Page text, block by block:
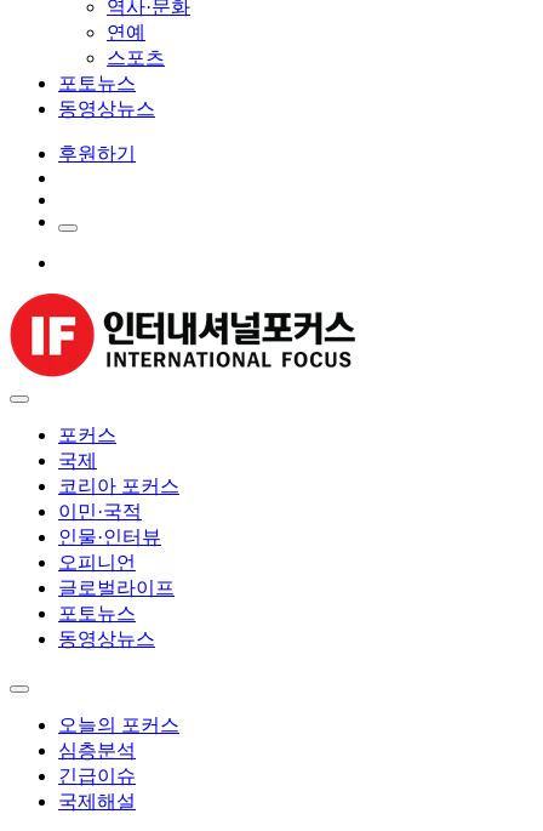
역사·문화
연예
스포츠
포토뉴스
동영상뉴스
후원하기
포커스
국제
코리아 포커스
이민·국적
인물·인터뷰
오피니언
글로벌라이프
포토뉴스
동영상뉴스
오늘의 포커스
심층분석
긴급이슈
국제해설